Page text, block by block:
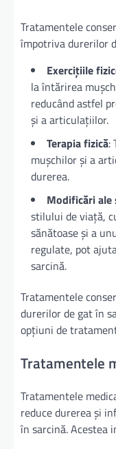
Tratamentele
împotriva durerilor
Exercițiile
la întărirea
reducând astfel
și a articulațiilor.
Terapia fizică:
mușchilor și a
durerea.
Modificări
stilului de viață,
sănătoase și a
regulate, pot
sarcină.
Tratamentele
durerilor de gat în
opțiuni de
Tratamentele
Tratamentele
reduce durerea și
în sarcină. Acestea